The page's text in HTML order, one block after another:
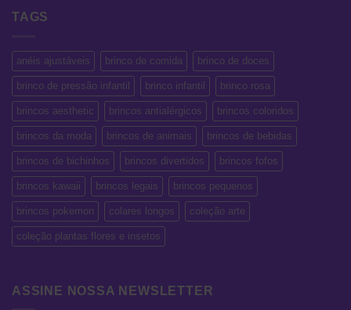
TAGS
anéis ajustáveis brinco de comida brinco de doces
brinco de pressão infantil brinco infantil brinco rosa
brincos aesthetic brincos antialérgicos brincos coloridos
brincos da moda brincos de animais brincos de bebidas
brincos de bichinhos brincos divertidos brincos fofos
brincos kawaii brincos legais brincos pequenos
brincos pokemon colares longos coleção arte
coleção plantas flores e insetos
ASSINE NOSSA NEWSLETTER